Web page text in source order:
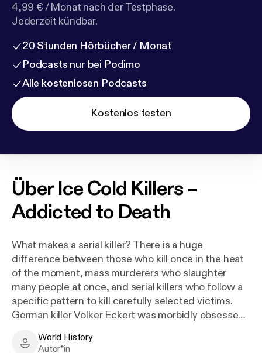
4,99 € / Monat nach der Testphase.
Jederzeit kündbar.
20 Stunden Hörbücher / Monat
Podcasts nur bei Podimo
Alle kostenlosen Podcasts
Kostenlos testen
Über Ice Cold Killers –
Addicted to Death
What makes a serial killer? There is a huge
difference between those who kill once in the heat
of the moment, mass murderers who slaughter
many people at once, and serial killers who follow a
specific pattern to kill carefully selected victims.
German killer Volker Eckert was morbidly obsessed
sexual release by dismembering people and eating
World History - Author
World History
Autor*in